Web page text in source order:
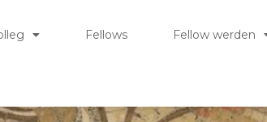
Fellows Fellow werden